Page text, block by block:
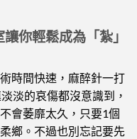
你輕鬆成為「紮」
術時間快速，麻醉針一打
淡的哀傷都沒意識到，
會萎靡太久，只要1個
鄉。不過也別忘記要先